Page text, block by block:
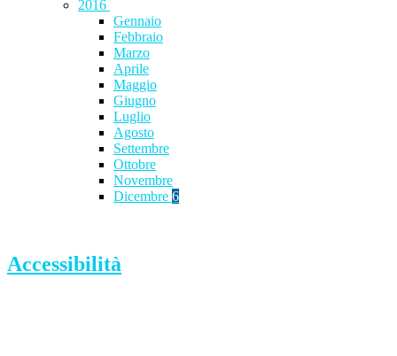
2016
Gennaio
Febbraio
Marzo
Aprile
Maggio
Giugno
Luglio
Agosto
Settembre
Ottobre
Novembre
Dicembre 6
Accessibilità